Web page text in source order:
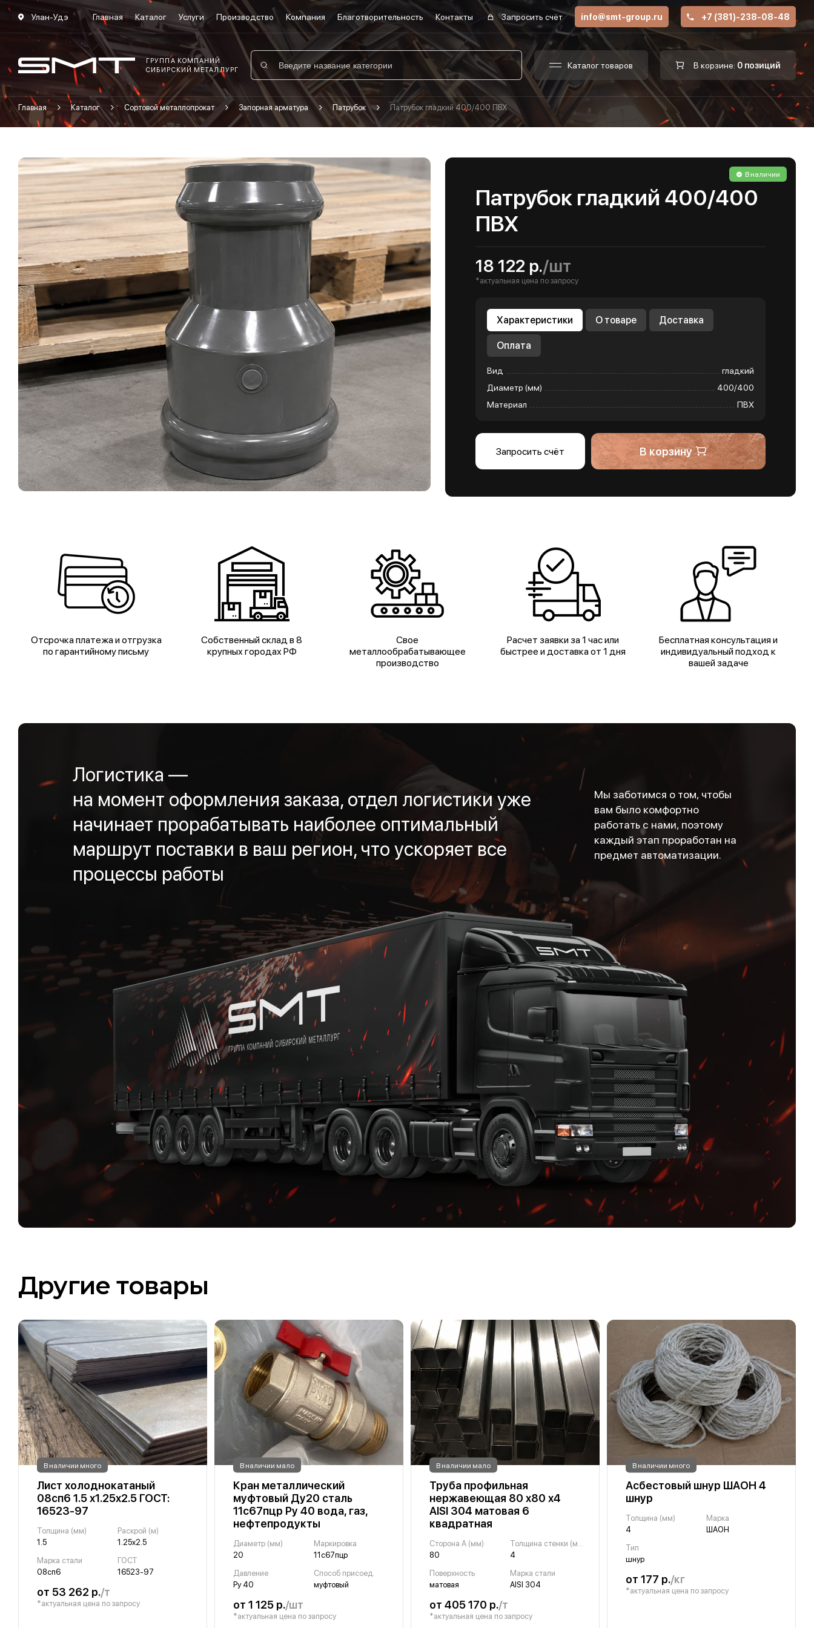
Улан-Удэ Главная Каталог Услуги Производство Компания Благотворительность Контакты Запросить счёт info@smt-group.ru +7 (381)-238-08-48
ГРУППА КОМПАНИЙ
СИБИРСКИЙ МЕТАЛЛУРГ
Каталог товаров В корзине: 0 позиций
Главная Каталог Сортовой металлопрокат Запорная арматура Патрубок Патрубок гладкий 400/400 ПВХ
В наличии
Патрубок гладкий 400/400
ПВХ
18 122 р./шт
*актуальная цена по запросу
Характеристики О товаре Доставка
Оплата
Вид
гладкий
Диаметр (мм)
400/400
Материал
ПВХ
Запросить счёт В корзину
Отсрочка платежа и отгрузка
по гарантийному письму
Собственный склад в 8
крупных городах РФ
Свое
металлообрабатывающее
производство
Расчет заявки за 1 час или
быстрее и доставка от 1 дня
Бесплатная консультация и
индивидуальный подход к
вашей задаче
Логистика —
на момент оформления заказа, отдел логистики уже
начинает прорабатывать наиболее оптимальный
маршрут поставки в ваш регион, что ускоряет все
процессы работы
Мы заботимся о том, чтобы
вам было комфортно
работать с нами, поэтому
каждый этап проработан на
предмет автоматизации.
Другие товары
В наличии много
Лист холоднокатаный
08сп6 1.5 х1.25х2.5 ГОСТ:
16523-97
Толщина (мм)
1.5
Раскрой (м)
1.25х2.5
Марка стали
08сп6
ГОСТ
16523-97
от 53 262 р./т
*актуальная цена по запросу
В наличии мало
Кран металлический
муфтовый Ду20 сталь
11с67пцр Ру 40 вода, газ,
нефтепродукты
Диаметр (мм)
20
Маркировка
11с67пцр
Давление
Ру 40
Способ присоед.
муфтовый
от 1 125 р./шт
*актуальная цена по запросу
В наличии мало
Труба профильная
нержавеющая 80 х80 х4
AISI 304 матовая 6
квадратная
Сторона A (мм)
80
Толщина стенки (мм)
4
Поверхность
матовая
Марка стали
AISI 304
от 405 170 р./т
*актуальная цена по запросу
В наличии много
Асбестовый шнур ШАОН 4
шнур
Толщина (мм)
4
Марка
ШАОН
Тип
шнур
от 177 р./кг
*актуальная цена по запросу